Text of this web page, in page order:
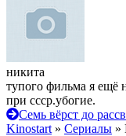
никита
тупого фильма я ещё
при ссср.убогие.
Семь вёрст до
Kinostart » Сериалы »